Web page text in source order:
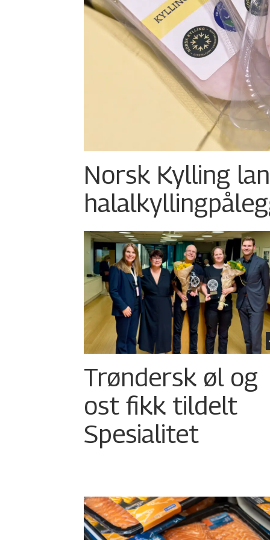
Norsk Kylling
Trøndersk øl og
ost fikk tildelt
Spesialitet